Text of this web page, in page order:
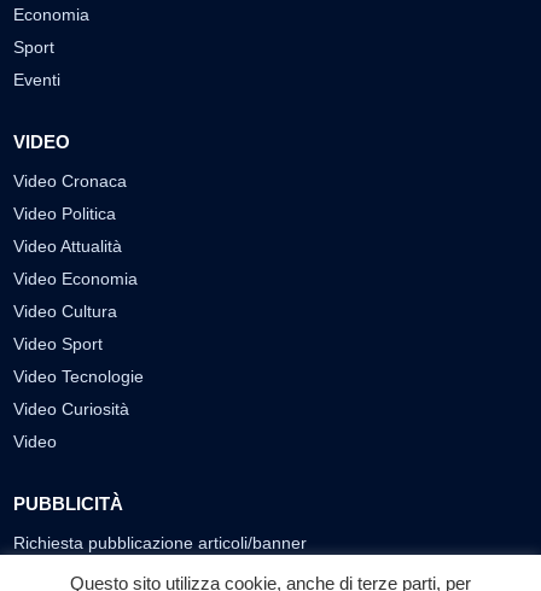
Economia
Sport
Eventi
VIDEO
Video Cronaca
Video Politica
Video Attualità
Video Economia
Video Cultura
Video Sport
Video Tecnologie
Video Curiosità
Video
PUBBLICITÀ
Richiesta pubblicazione articoli/banner
Questo sito utilizza cookie, anche di terze parti, per